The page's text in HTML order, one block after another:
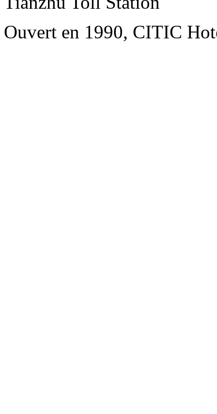
Ouvert en 1990, CITIC